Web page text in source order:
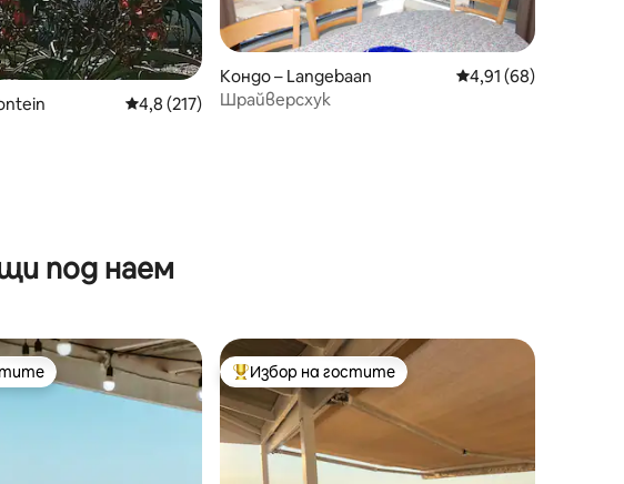
отзива
Средна оценка: 4,8 от 5, 217 отзива
4,8 (217)
Кондо – Langebaan Средна оценка:
4,91 (68)
Шрайверсхук
под наем
Най-популярен избор на гостите
Избор на гостите